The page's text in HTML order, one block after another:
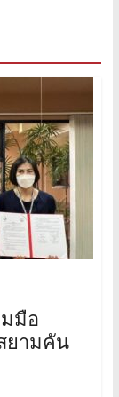
มือ
ยามคัน